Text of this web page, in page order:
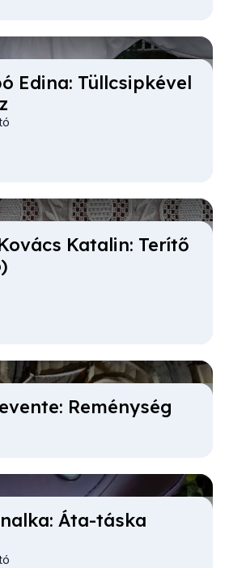
Edi­na: Tüll­csip­ké­vel
Ka­ta­lin: Te­rí­tő
Re­mény­ség
Áta-tás­ka